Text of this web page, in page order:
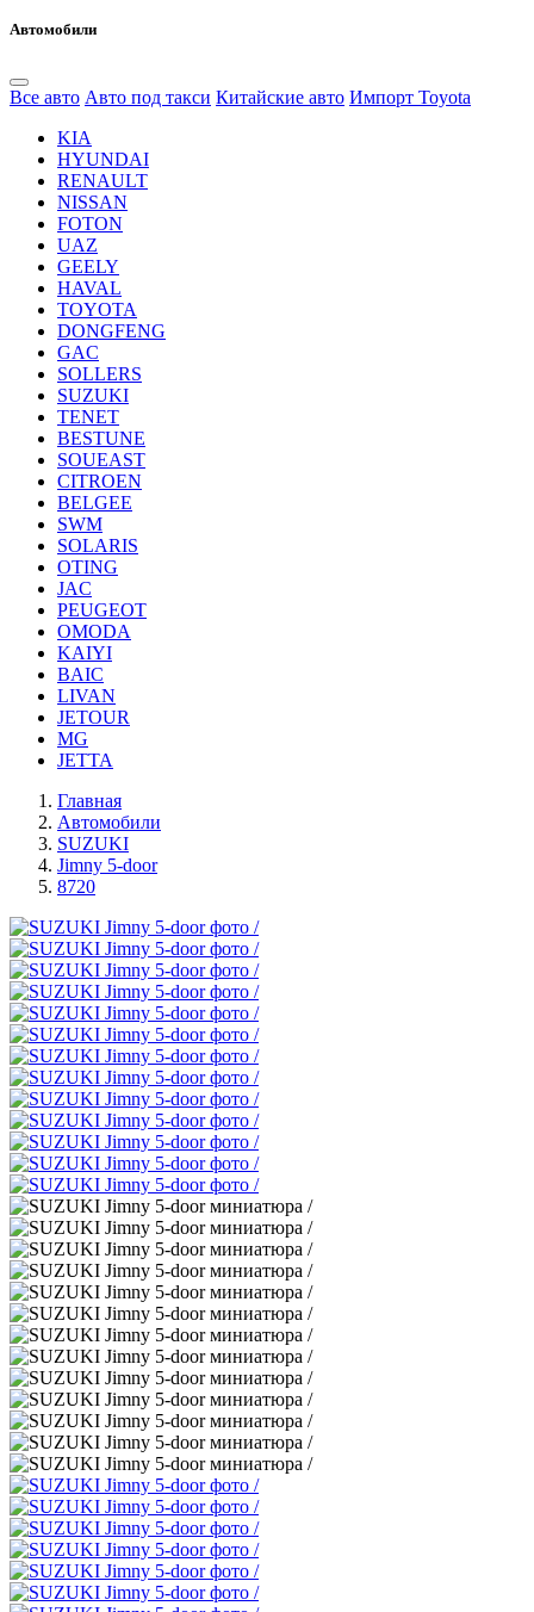
Автомобили
Все авто Авто под такси Китайские авто Импорт Toyota
KIA
HYUNDAI
RENAULT
NISSAN
FOTON
UAZ
GEELY
HAVAL
TOYOTA
DONGFENG
GAC
SOLLERS
SUZUKI
TENET
BESTUNE
SOUEAST
CITROEN
BELGEE
SWM
SOLARIS
OTING
JAC
PEUGEOT
OMODA
KAIYI
BAIC
LIVAN
JETOUR
MG
JETTA
Главная
Автомобили
SUZUKI
Jimny 5-door
8720